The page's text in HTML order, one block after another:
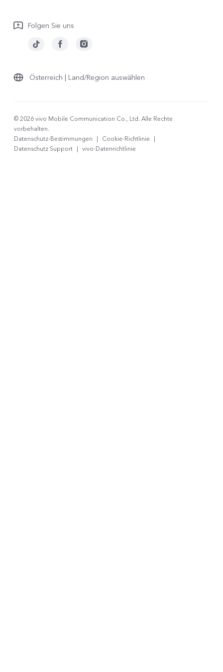
Folgen Sie uns
Österreich | Land/Region auswählen
© 2026 vivo Mobile Communication Co., Ltd. Alle Rechte
vorbehalten.
Datenschutz-Bestimmungen
| Cookie-Richtlinie
|
Datenschutz Support | vivo-Datenrichtlinie